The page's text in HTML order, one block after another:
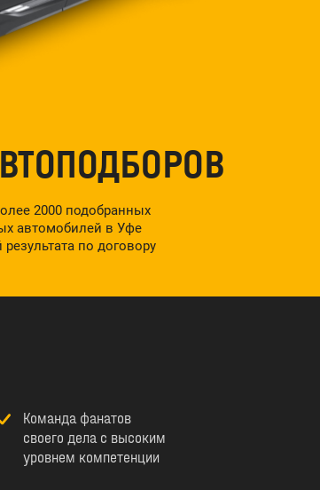
2000 подобранных
автомобилей в Уфе
по договору
Команда фанатов
своего дела с высоким
уровнем компетенции